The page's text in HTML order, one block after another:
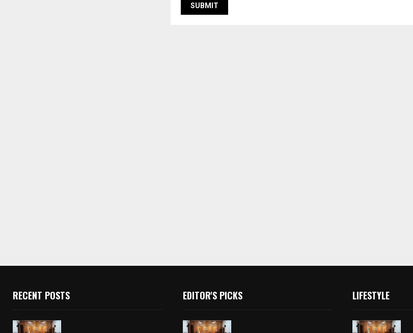
RECENT POSTS EDITOR'S PICKS LIFESTYLE